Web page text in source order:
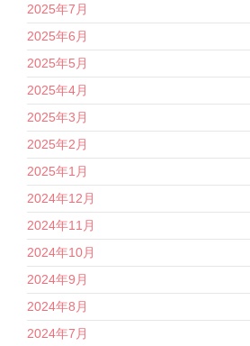
2025年7月
2025年6月
2025年5月
2025年4月
2025年3月
2025年2月
2025年1月
2024年12月
2024年11月
2024年10月
2024年9月
2024年8月
2024年7月